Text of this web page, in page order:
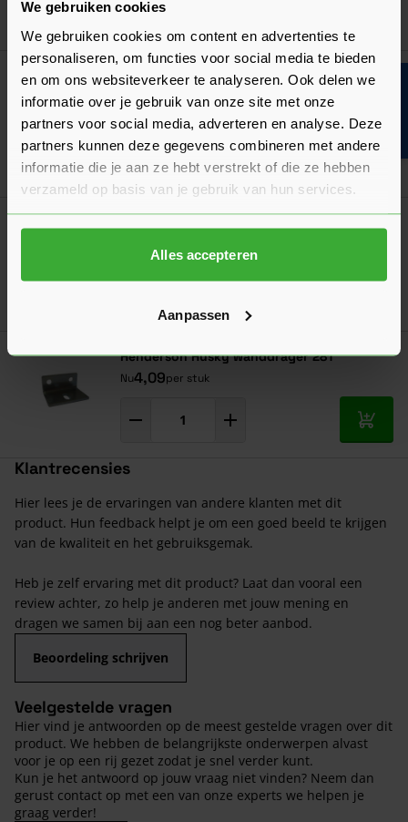
We gebruiken cookies
We gebruiken cookies om content en advertenties te
personaliseren, om functies voor social media te bieden
en om ons websiteverkeer te analyseren. Ook delen we
informatie over je gebruik van onze site met onze
partners voor social media, adverteren en analyse. Deze
partners kunnen deze gegevens combineren met andere
informatie die je aan ze hebt verstrekt of die ze hebben
verzameld op basis van je gebruik van hun services.
Alles accepteren
Aanpassen
Henderson Husky Deurpakket H100
(3 Beoordelingen)
54,60per stuk
In
Verkrijgbaar in 4 lengtes
Henderson Husky wanddrager 281
Nu4,09per stuk
In
Klantrecensies
Hier lees je de ervaringen van andere klanten met dit
product. Hun feedback helpt je om een goed beeld te krijgen
van de kwaliteit en het gebruiksgemak.
Heb je zelf ervaring met dit product? Laat dan vooral een
review achter, zo help je anderen met jouw mening en
dragen we samen bij aan een nog beter aanbod.
Beoordeling schrijven
Veelgestelde vragen
Hier vind je antwoorden op de meest gestelde vragen over dit
product. We hebben de belangrijkste onderwerpen alvast
voor je op een rij gezet zodat je snel verder kunt.
Kun je het antwoord op jouw vraag niet vinden? Neem dan
gerust contact op met een van onze experts we helpen je
graag verder!